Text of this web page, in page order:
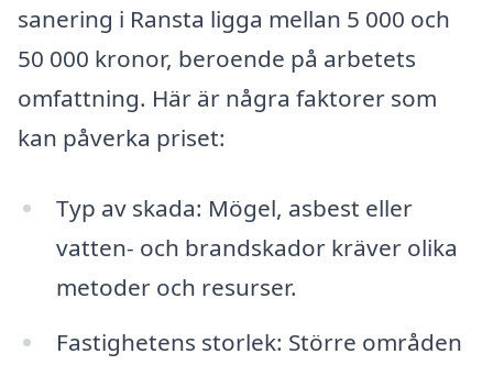
sanering i Ransta ligga mellan 5 000 och
50 000 kronor, beroende på arbetets
omfattning. Här är några faktorer som
kan påverka priset:
Typ av skada: Mögel, asbest eller
vatten- och brandskador kräver olika
metoder och resurser.
Fastighetens storlek: Större områden